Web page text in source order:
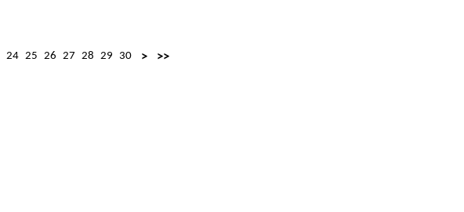
24 25 26 27 28 29 30 >
>>